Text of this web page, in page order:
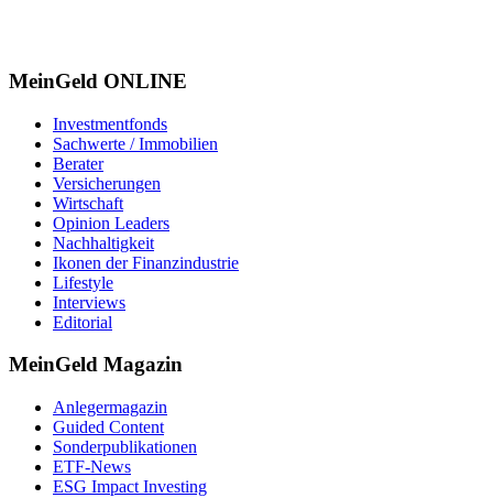
MeinGeld ONLINE
Investmentfonds
Sachwerte / Immobilien
Berater
Versicherungen
Wirtschaft
Opinion Leaders
Nachhaltigkeit
Ikonen der Finanzindustrie
Lifestyle
Interviews
Editorial
MeinGeld Magazin
Anlegermagazin
Guided Content
Sonderpublikationen
ETF-News
ESG Impact Investing